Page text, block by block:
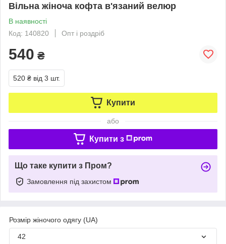
Вільна жіноча кофта в'язаний велюр
В наявності
Код: 140820
Опт і роздріб
540 ₴
520 ₴ від 3 шт.
Купити
або
Купити з
Що таке купити з Пром?
Замовлення під захистом
Розмір жіночого одягу (UA)
42